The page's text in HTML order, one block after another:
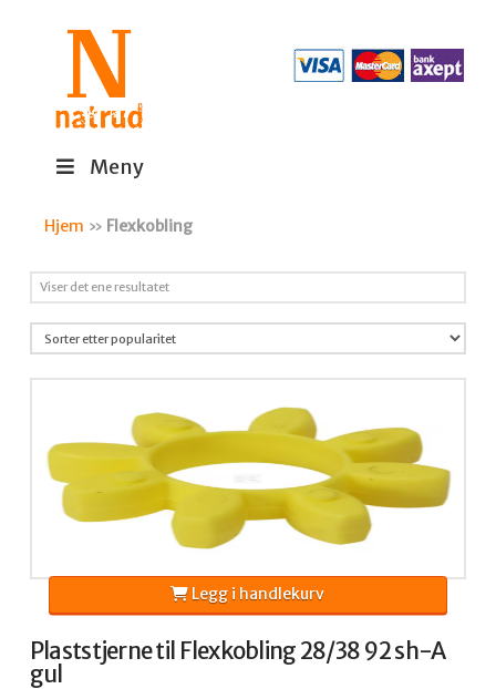
Meny
Hjem » Flexkobling
Viser det ene resultatet
Plaststjerne til Flexkobling 28/38 92 sh-A
gul
Legg i handlekurv